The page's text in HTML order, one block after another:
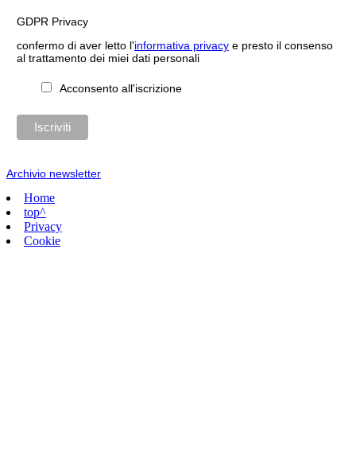
GDPR Privacy
confermo di aver letto l'informativa privacye presto il consenso
al trattamento dei miei dati personali
Acconsento all'iscrizione
Archivio newsletter
Home
top^
Privacy
Cookie